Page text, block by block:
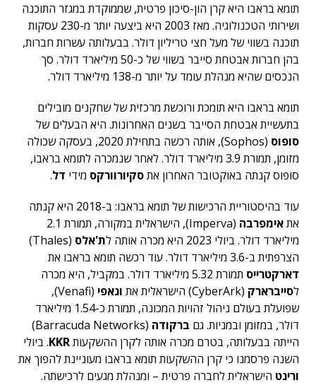
תומא בראבו היא קרן הון-סיכון פרטית, שממוקדת במגזר התוכנה
ושירותי הטכנולוגיה. מאז 2003 היא ביצעה יותר מ-230 עסקות
תוכנה בשווי של מעל חצי טריליון דולר. בבעלותה עשרות חברות,
בהן חברות אבטחת סייבר בשווי של כ-50 מיליארד דולר. סך
הנכסים שהיא מנהלת עומד על יותר מ-138 מיליארד דולר.
תומא בראבו היא תומכת ורוכשת מרכזית של שחקנים מובילים
בתעשיית אבטחת הסייבר בשנים האחרונות. היא הבעלים של
סופוס
(Sophos), אותה רכשה בתחילת 2020, בעסקה שכולה
מזומן, תמורת 3.9 מיליארד דולר. לאחר שנמכרה לתומא בראבו,
סופוס קנתה באוקטובר האחרון אתסקיורוורקס מידי דל.
עוד בהיסטוריית הרכישות של תומא בראבו: ב-2018 היא קנתה
אתאימפרבה
(Imperva), הישראלית במקורה, תמורת 2.1
מיליארד דולר. ביולי 2023 היא מכרה אותה ל
ת'אלס
(Thales)
הצרפתית ב-3.6 מיליארד דולר. עוד רכשה תומא בראבו את
דארקטרייס
תמורת 5.32 מיליארד דולר. במקביל, היא מכרה
לסייברארק (CyberArk) הישראלית את ונאפי
(Venafi),
שפועלת בעולם ניהול זהויות המכונה, תמורת כ-1.54 מיליארד
דולר, במזומן ובמניות. גם ברקודה
(Barracuda Networks)
הייתה בבעלותה, בטרם מכרה אותה לקרן ההשקעותKKR. ביולי
השנה פרסמנו כי קרן ההשקעות תומא בראבו מעוניינת להפוך את
ורינט הישראלית לחברה פרטית – ומנהלת מגעים לרכישתה.